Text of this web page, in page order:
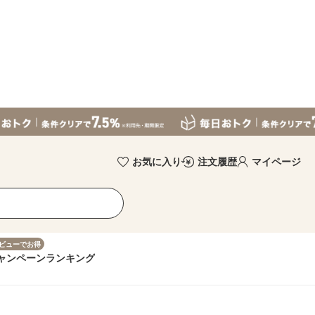
お気に入り 注文履歴 マイページ
ューでお得
ンペーンランキング